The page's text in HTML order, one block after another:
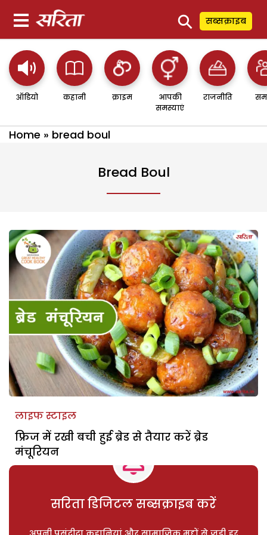
⚲ सब्सक्राइब
ऑडियो कहानी क्राइम
आपकी
समस्याएं
राजनीति
Home » bread boul
Bread Boul
लाइफ स्टाइल
फ्रिज में रखी बची हुई ब्रेड से तैयार करें ब्रेड
मंचूरियन
सरिता डिजिटल सब्सक्राइब करें